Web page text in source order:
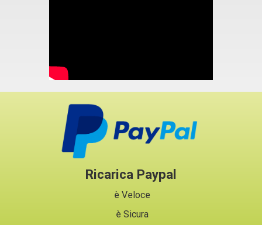
Ricarica Paypal
è Veloce
è Sicura